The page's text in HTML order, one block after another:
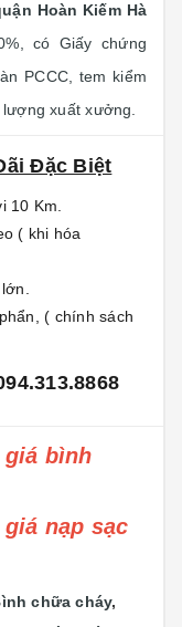
Hoàn Kiếm Hà
có Giấy chứng
PCCC, tem kiểm
xuất xưởng.
Đặc Biệt
10 Km.
( khi hóa
( chính sách
giá bình
giá nạp sạc
chữa cháy,